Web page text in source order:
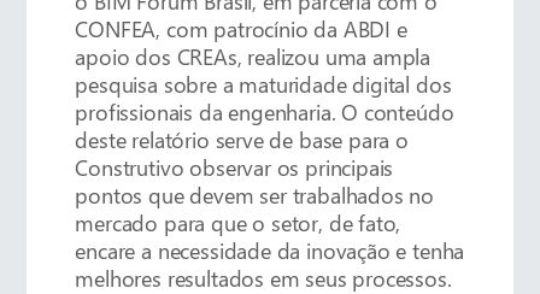
CONFEA, com patrocínio da ABDI e
apoio dos CREAs, realizou uma ampla
pesquisa sobre a maturidade digital dos
profissionais da engenharia. O conteúdo
deste relatório serve de base para o
Construtivo observar os principais
pontos que devem ser trabalhados no
mercado para que o setor, de fato,
encare a necessidade da inovação e tenha
melhores resultados em seus processos.